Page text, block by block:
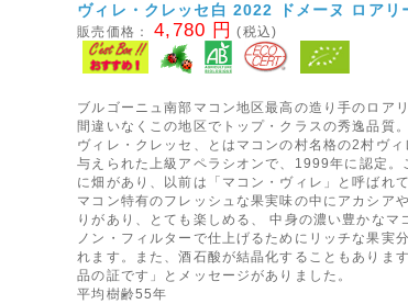
ヴィレ・クレッセ白 2022 ドメーヌ ロアリ
販売価格：4,780 円 (税込)
ブルゴーニュ南部マコン地区最高の造り手のロアリ
間違いなくこの地区でトップ・クラスの秀逸品質。
ヴィレ・クレッセ、とはマコンの村名格の2村ヴィ
与えられた上級アペラシオンで、1999年に認定。
に畑があり、以前は「マコン・ヴィレ」と呼ばれて
マコン特有のフレッシュな果実味の中にアカシア
りがあり、とても楽しめる、 中身の濃い豊かなマ
ノン・フィルターで仕上げるためにリッチな果実
れます。また、酒石酸が結晶化することもありま
品の証です」とメッセージがありました。
平均樹齢55年